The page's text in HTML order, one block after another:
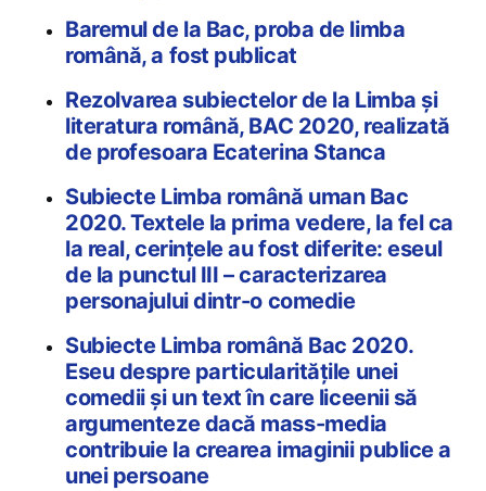
Baremul de la Bac, proba de limba
română, a fost publicat
Rezolvarea subiectelor de la Limba și
literatura română, BAC 2020, realizată
de profesoara Ecaterina Stanca
Subiecte Limba română uman Bac
2020. Textele la prima vedere, la fel ca
la real, cerințele au fost diferite: eseul
de la punctul III – caracterizarea
personajului dintr-o comedie
Subiecte Limba română Bac 2020.
Eseu despre particularitățile unei
comedii și un text în care liceenii să
argumenteze dacă mass-media
contribuie la crearea imaginii publice a
unei persoane